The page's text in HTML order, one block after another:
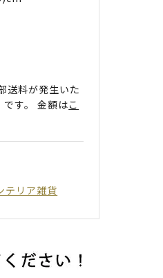
送料が発生いた
す。 金額はこ
テリア雑貨